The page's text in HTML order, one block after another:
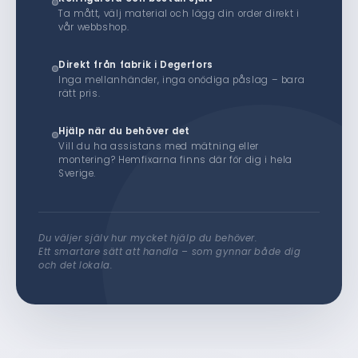
Ta mått, välj material och lägg din order direkt i
vår webbshop.
Direkt från fabrik i Degerfors
Inga mellanhänder, inga onödiga påslag – bara
rätt pris.
Hjälp när du behöver det
Vill du ha assistans med mätning eller
montering? Hemfixarna finns där för dig i hela
Sverige.
Du väljer själv hur mycket hjälp du behöver.
Ett smartare sätt att handla – som gynnar både dig
och det lokala.